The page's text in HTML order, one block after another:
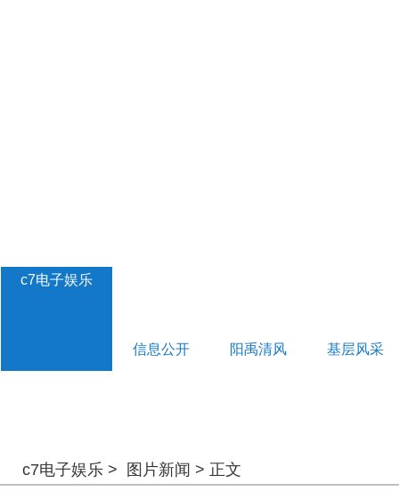
c7电子娱乐
信息公开 阳禹清风 基层风采
c7电子娱乐 > 图片新闻 > 正文